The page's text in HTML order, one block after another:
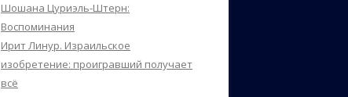
Шошана Цуриэль-Штерн:
Воспоминания
Ирит Линур. Израильское
изобретение: проигравший получает
всё